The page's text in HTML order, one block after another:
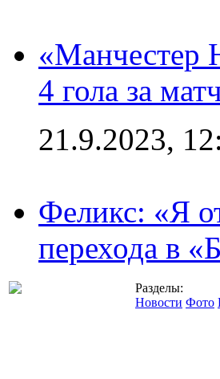
«Манчестер
4 гола за
21.9.2023,
Феликс: «Я
перехода в
Разделы:
Новости Фото